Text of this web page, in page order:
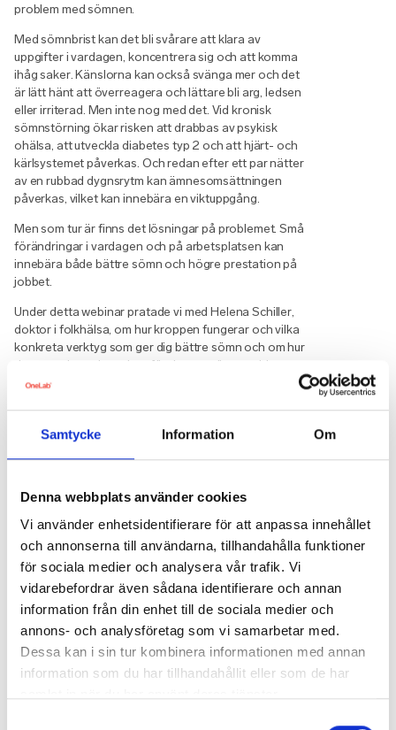
Samtycke Information Om
Denna webbplats använder cookies
Vi använder enhetsidentifierare för att anpassa innehållet
och annonserna till användarna, tillhandahålla funktioner
för sociala medier och analysera vår trafik. Vi
vidarebefordrar även sådana identifierare och annan
information från din enhet till de sociala medier och
annons- och analysföretag som vi samarbetar med.
Dessa kan i sin tur kombinera informationen med annan
information som du har tillhandahållit eller som de har
problem med sömnen.
Med sömnbrist kan det bli svårare att klara av
uppgifter i vardagen, koncentrera sig och att komma
ihåg saker. Känslorna kan också svänga mer och det
är lätt hänt att överreagera och lättare bli arg, ledsen
eller irriterad. Men inte nog med det. Vid kronisk
sömnstörning ökar risken att drabbas av psykisk
ohälsa, att utveckla diabetes typ 2 och att hjärt- och
kärlsystemet påverkas. Och redan efter ett par nätter
av en rubbad dygnsrytm kan ämnesomsättningen
påverkas, vilket kan innebära en viktuppgång.
Men som tur är finns det lösningar på problemet. Små
förändringar i vardagen och på arbetsplatsen kan
innebära både bättre sömn och högre prestation på
jobbet.
Under detta webinar pratade vi med Helena Schiller,
doktor i folkhälsa, om hur kroppen fungerar och vilka
konkreta verktyg som ger dig bättre sömn och om hur
du som arbetsgivare kan förebygga sömnproblem
hos medarbetare.
Om Helena SchillerHelena Schiller är doktor i
folkhälsa med bakgrund inom psykologi. Hon har i
som grundar sig på omfattande forskning kring sömn,
stress och arbete.
Nästa läsning